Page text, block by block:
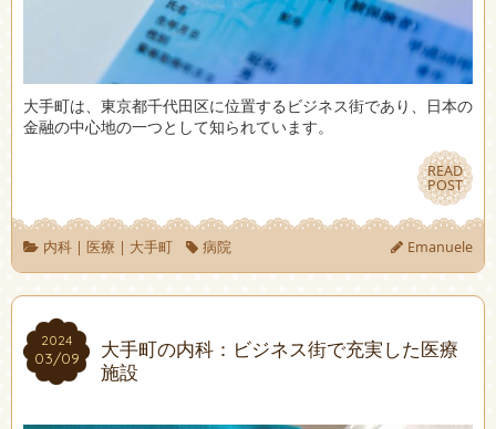
大手町は、東京都千代田区に位置するビジネス街であり、日本の
金融の中心地の一つとして知られています。
READ
POST
READ
POST
内科| 医療 | 大手町 病院 Emanuele
2024
03/09
2024
03/09
大手町の内科：ビジネス街で充実した医療
施設